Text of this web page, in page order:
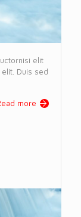
elit
Duis sed
more